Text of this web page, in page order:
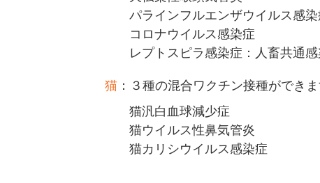
パラインフルエンザウイルス感染
コロナウイルス感染症
レプトスピラ感染症：人畜共通
猫：３種の混合ワクチン接種ができま
猫汎白血球減少症
猫ウイルス性鼻気管炎
猫カリシウイルス感染症